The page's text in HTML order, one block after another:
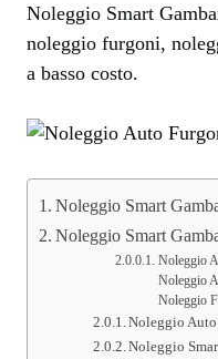
Noleggio Smart
noleggio furgoni,
a basso costo.
Noleggio Smart
Noleggio Smart
Noleggio
Noleggio
Noleggio
Noleggio
Noleggio